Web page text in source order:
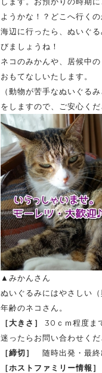
ようかな！？どこへ行く
海辺に行ったら、ぬいぐ
びましょうね！
ネコのみかんや、居候中
おもてなしいたします。
（動物が苦手なぬいぐる
をしますので、ご安心くだ
▲みかんさん
ぬいぐるみにはやさしい
年齢のネコさん。
［大きさ］
30ｃｍ程度ま
迷ったらお問い合わせくだ
［締切］
随時出発・最終
［ホストファミリー情報］